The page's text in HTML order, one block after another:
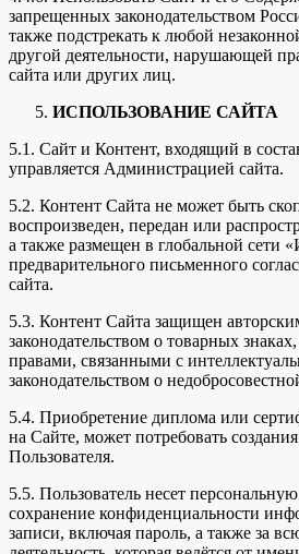
запрещенных законодательством
также подстрекать к любой
другой деятельности, нарушающей
сайта или других лиц.
ИСПОЛЬЗОВАНИЕ САЙТА
5.1. Сайт и Контент, входящий в
управляется Администрацией сайта.
5.2. Контент Сайта не может быть
воспроизведен, передан или
а также размещен в глобальной сети
предварительного письменного
сайта.
5.3. Контент Сайта защищен
законодательством о товарных
правами, связанными с
законодательством о
5.4. Приобретение диплома или
на Сайте, может потребовать
Пользователя.
5.5. Пользователь несет персональную
сохранение конфиденциальности
записи, включая пароль, а также за